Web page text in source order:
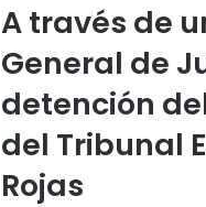
A través de
General de
detención
del Tribunal
Rojas